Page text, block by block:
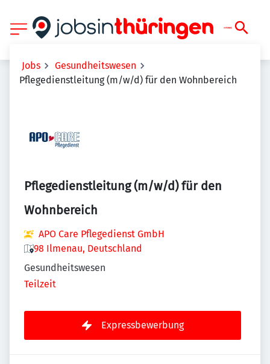
Jobs
Gesundheitswesen
Pflegedienstleitung (m/w/d) für den Wohnbereich
Pflegedienstleitung (m/w/d) für den
Wohnbereich
APO Care Pflegedienst GmbH
98 Ilmenau, Deutschland
Gesundheitswesen
Teilzeit
Expressbewerbung